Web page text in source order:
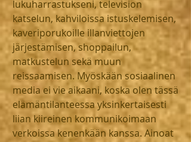
lukuharrastukseni, television
katselun, kahviloissa istuskelemisen,
kaveriporukoille illanviettojen
järjestämisen, shoppailun,
matkustelun sekä muun
reissaamisen. Myöskään sosiaalinen
media ei vie aikaani, koska olen tässä
elämäntilanteessa yksinkertaisesti
liian kiireinen kommunikoimaan
verkoissa kenenkään kanssa. Ainoat